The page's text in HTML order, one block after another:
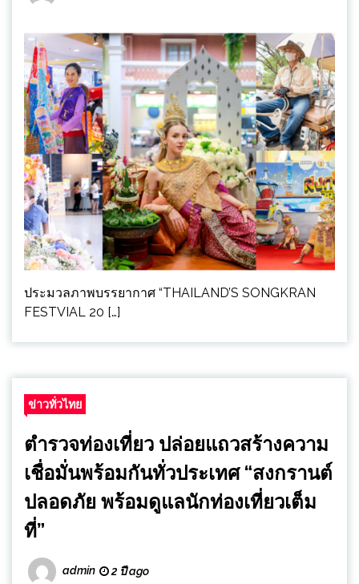
ประมวลภาพบรรยากาศ “THAILAND’S SONGKRAN
FESTVIAL 20 […]
ข่าวทั่วไทย
ตำรวจท่องเที่ยว ปล่อยแถวสร้างความ
เชื่อมั่นพร้อมกันทั่วประเทศ “สงกรานต์
ปลอดภัย พร้อมดูแลนักท่องเที่ยวเต็ม
ที่”
admin 2 ปี ago